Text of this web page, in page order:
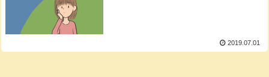
2019.07.01